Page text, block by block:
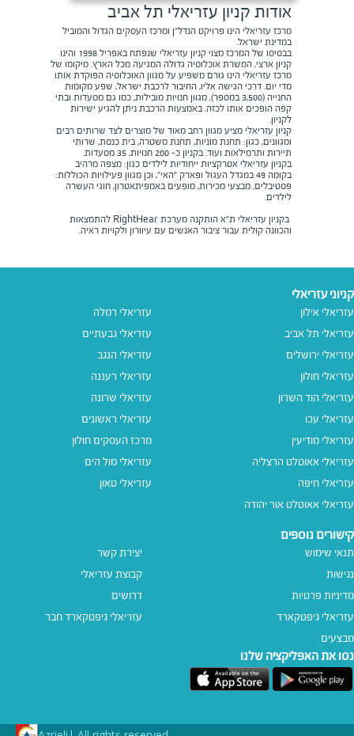
אודות קניון עזריאלי תל אביב
מרכז עזריאלי הינו פרויקט הנדל"ן ומרכז העסקים הגדול והמוביל
במדינת ישראל.
בבסיסו של המרכז מצוי קניון עזריאלי שנפתח באפריל 1998 והינו
קניון ארצי, המשרת אוכלוסיה גדולה המגיעה מכל הארץ. מיקומו של
מרכז עזריאלי הינו גורם משפיע על מגוון האוכלוסיה הפוקדת אותו
מדי יום. דרכי הגישה אליו, החיבור לרכבת ישראל, שפע מקומות
החנייה (3,500 במספר), מגוון חנויות מובילות, כמו גם מסעדות ובתי
קפה הופכים אותו לכזה. באמצעות הרכבת ניתן להגיע ישירות
לקניון.
קניון עזריאלי מציע מגוון רחב מאוד של מוצרים לצד שרותים רבים
ומגוונים, כגון: תחנת מוניות, תחנת משטרה, בית כנסת, שרותי
תיירות ותרמילאות ועוד. בקניון כ- 200 חנויות, 35 מסעדות.
בקניון עזריאלי אטרקציות ייחודיות לילדים כגון: מצפה מרהיב
בקומה 49 במגדל העגול ופארק "האי", וכן מגוון פעילויות הכוללות:
פסטיבלים, מבצעי מכירות, מופעים באמפיתאטרון, חוגי העשרה
לילדים.
בקניון עזריאלי ת"א הותקנה מערכת RightHear להתמצאות
והכוונה קולית עבור ציבור האנשים עם עיוורון ולקויות ראיה.
קניוני עזריאלי
עזריאלי אילון
עזריאלי תל אביב
עזריאלי ירושלים
עזריאלי חולון
עזריאלי הוד השרון
עזריאלי עכו
עזריאלי מודיעין
עזריאלי אאוטלט הרצליה
עזריאלי חיפה
עזריאלי אאוטלט אור יהודה
עזריאלי רמלה
עזריאלי גבעתיים
עזריאלי הנגב
עזריאלי רעננה
עזריאלי שרונה
עזריאלי ראשונים
מרכז העסקים חולון
עזריאלי מול הים
עזריאלי טאון
קישורים נוספים
תנאי שימוש
נגישות
מדיניות פרטיות
עזריאלי גיפטקארד
מבצעים
יצירת קשר
קבוצת עזריאלי
דרושים
עזריאלי גיפטקארד חבר‎
נסו את האפליקציה שלנו